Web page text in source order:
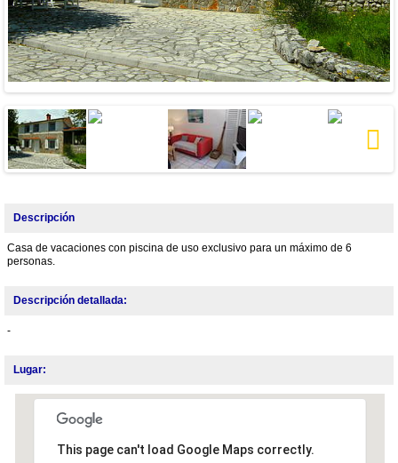
Descripción
Casa de vacaciones con piscina de uso exclusivo para un máximo de 6
personas.
Descripción detallada:
-
Lugar:
This page can't load Google Maps correctly.